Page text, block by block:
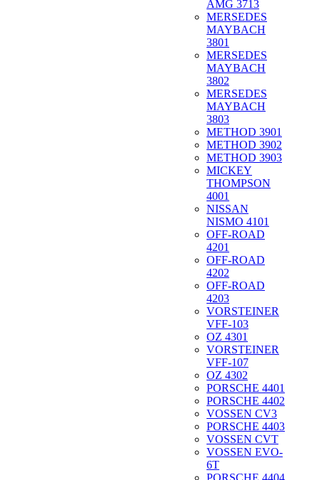
AMG 3713
MERSEDES
MAYBACH
3801
MERSEDES
MAYBACH
3802
MERSEDES
MAYBACH
3803
METHOD 3901
METHOD 3902
METHOD 3903
MICKEY
THOMPSON
4001
NISSAN
NISMO 4101
OFF-ROAD
4201
OFF-ROAD
4202
OFF-ROAD
4203
VORSTEINER
VFF-103
OZ 4301
VORSTEINER
VFF-107
OZ 4302
PORSCHE 4401
PORSCHE 4402
VOSSEN CV3
PORSCHE 4403
VOSSEN CVT
VOSSEN EVO-
6T
PORSCHE 4404